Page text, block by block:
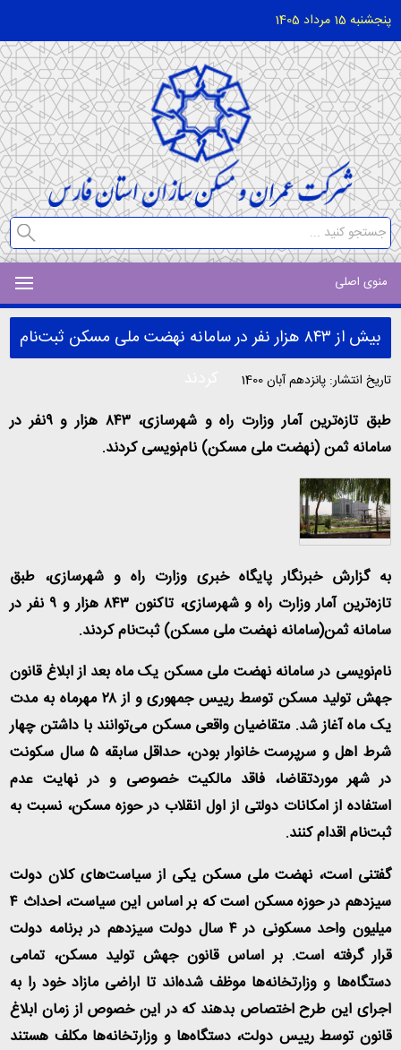
پنجشنبه 15 مرداد 1405
منوی اصلی
بیش از ۸۴۳ هزار نفر در سامانه نهضت ملی مسکن ثبت‌نام
تاریخ انتشار: پانزدهم آبان 1400
طبق تازه‌ترین آمار وزارت راه و شهرسازی، ۸۴۳ هزار و ۹نفر در
سامانه ثمن (نهضت ملی مسکن) نام‌نویسی کردند.
به گزارش خبرنگار پایگاه خبری وزارت راه و شهرسازی، طبق
تازه‌ترین آمار وزارت راه و شهرسازی، تاکنون ۸۴۳ هزار و ۹ نفر در
سامانه ثمن(سامانه نهضت ملی مسکن) ثبت‌نام کردند.
نام‌نویسی در سامانه نهضت ملی مسکن یک ماه بعد از ابلاغ قانون
جهش تولید مسکن توسط رییس جمهوری و از ۲۸ مهرماه به مدت
یک ماه آغاز شد. متقاضیان واقعی مسکن می‌توانند با داشتن چهار
شرط اهل و سرپرست خانوار بودن، حداقل سابقه ۵ سال سکونت
در شهر موردتقاضا، فاقد مالکیت خصوصی و در نهایت عدم
استفاده از امکانات دولتی از اول انقلاب در حوزه مسکن، نسبت به
ثبت‌نام اقدام کنند.
گفتنی است، نهضت ملی مسکن یکی از سیاست‌های کلان دولت
سیزدهم در حوزه مسکن است که بر اساس این سیاست، احداث ۴
میلیون واحد مسکونی در ۴ سال دولت سیزدهم در برنامه دولت
قرار گرفته است. بر اساس قانون جهش تولید مسکن، تمامی
دستگاه‌ها و وزارتخانه‌ها موظف شده‌اند تا اراضی مازاد خود را به
اجرای این طرح اختصاص بدهند که در این خصوص از زمان ابلاغ
قانون توسط رییس دولت، دستگاه‌ها و وزارتخانه‌ها مکلف هستند